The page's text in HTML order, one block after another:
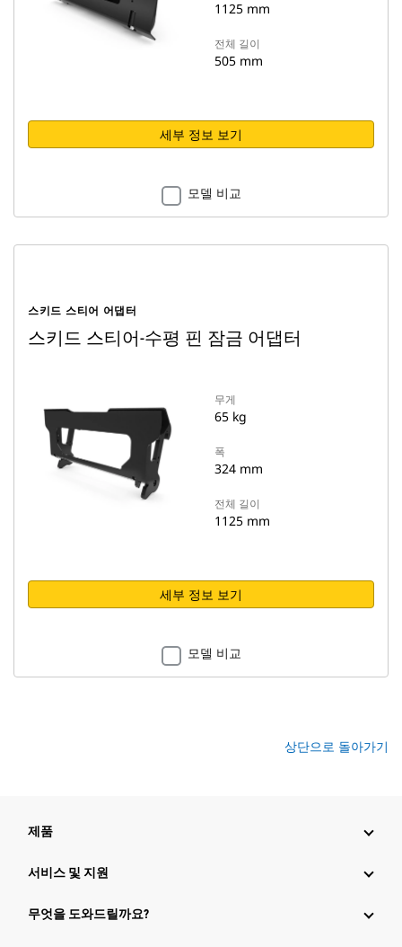
1125 mm
전체 길이
505 mm
세부 정보 보기
모델 비교
스키드 스티어 어댑터
스키드 스티어-수평 핀 잠금 어댑터
무게
65 kg
폭
324 mm
전체 길이
1125 mm
세부 정보 보기
모델 비교
상단으로 돌아가기
제품
서비스 및 지원
무엇을 도와드릴까요?